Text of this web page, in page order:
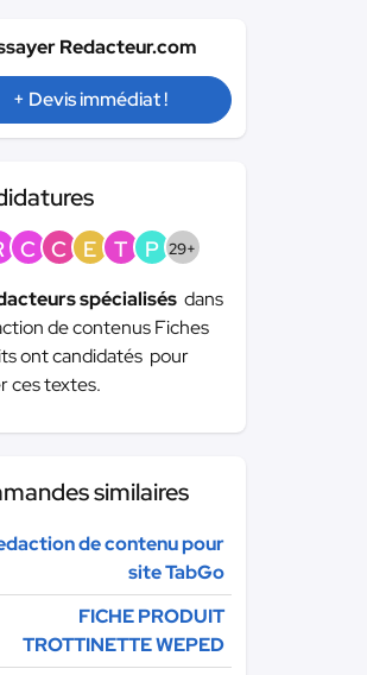
Redacteur.com
+ Devis immédiat !
C C E T P 29+
spécialisés dans
de contenus Fiches
ont candidatés pour
ces textes.
similaires
de contenu pour
site TabGo
FICHE PRODUIT
TROTTINETTE WEPED